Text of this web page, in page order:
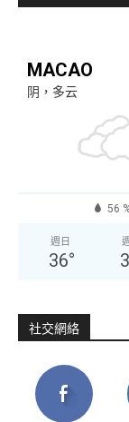
MACAO
阴，多云
56
週日
36°
社交網絡